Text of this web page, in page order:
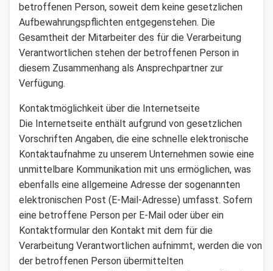
betroffenen Person, soweit dem keine gesetzlichen
Aufbewahrungspflichten entgegenstehen. Die
Gesamtheit der Mitarbeiter des für die Verarbeitung
Verantwortlichen stehen der betroffenen Person in
diesem Zusammenhang als Ansprechpartner zur
Verfügung.
Kontaktmöglichkeit über die Internetseite
Die Internetseite enthält aufgrund von gesetzlichen
Vorschriften Angaben, die eine schnelle elektronische
Kontaktaufnahme zu unserem Unternehmen sowie eine
unmittelbare Kommunikation mit uns ermöglichen, was
ebenfalls eine allgemeine Adresse der sogenannten
elektronischen Post (E-Mail-Adresse) umfasst. Sofern
eine betroffene Person per E-Mail oder über ein
Kontaktformular den Kontakt mit dem für die
Verarbeitung Verantwortlichen aufnimmt, werden die von
der betroffenen Person übermittelten